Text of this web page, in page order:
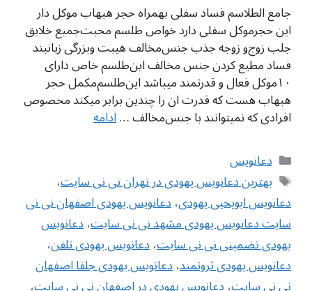
جامع الطلاسم فساد سفلی بهمراه حجر هبهاب موکل دار
این حجرموکل سفلی دارد خواص طلسم محبت‌جمیع خلایق
جلب زوج‌و زوجه جذب جنس‌مخالف هیبت وبزرگی زبانبند
فساد مطیع کردن‌ جنس مخالف این‌طلسم خاص دارای
۱۰موکل‌ فعال و قدرتمند میباشد این‌طلسم‌مکمل حجر
هبهاب هست که قدرت‌ ان را چندین برابر میکند مخصوص
افرادی که نمیتوانند با جنس‌مخالف …ادامه
دسته‌ها
دعانویس
برچسب‌ها
بهترین دعانویس یهودی در تهران نی نی سایت،
دعانویس ابویحیی یهودی،دعانویس یهودی اصفهان نی نی
سایت دعانویس یهودی مشهد نی نی سایت،دعانویس
یهودی تضمینی نی نی سایت،دعانویس یهودی تلفن،
دعانویس یهودی ثروتمند،دعانویس یهودی جلفا اصفهان